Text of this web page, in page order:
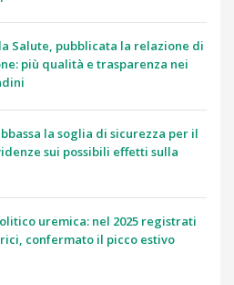
Salute, pubblicata la relazione di
più qualità e trasparenza nei
abbassa la soglia di sicurezza per il
sui possibili effetti sulla
uremica: nel 2025 registrati
confermato il picco estivo